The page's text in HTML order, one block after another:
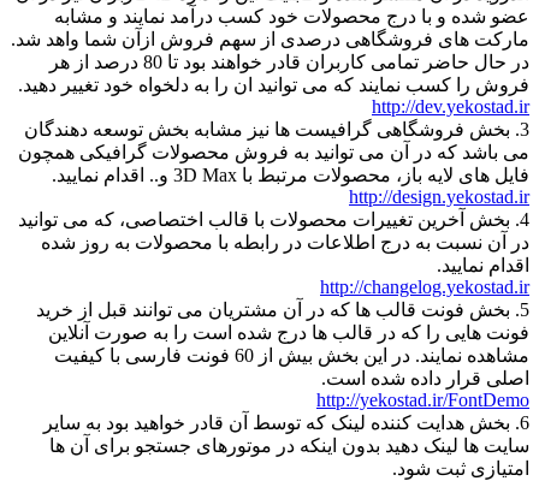
عضو شده و با درج محصولات خود کسب درآمد نمایند و مشابه
مارکت های فروشگاهی درصدی از سهم فروش ازآن شما واهد شد.
در حال حاضر تمامی کاربران قادر خواهند بود تا 80 درصد از هر
فروش را کسب نمایند که می توانید ان را به دلخواه خود تغییر دهید.
http://dev.yekostad.ir
3. بخش فروشگاهی گرافیست ها نیز مشابه بخش توسعه دهندگان
می باشد که در آن می توانید به فروش محصولات گرافیکی همچون
فایل های لایه باز، محصولات مرتبط با 3D Max و.. اقدام نمایید.
http://design.yekostad.ir
4. بخش آخرین تغییرات محصولات با قالب اختصاصی، که می توانید
در آن نسبت به درج اطلاعات در رابطه با محصولات به روز شده
اقدام نمایید.
http://changelog.yekostad.ir
5. بخش فونت قالب ها که در آن مشتریان می توانند قبل از خرید
فونت هایی را که در قالب ها درج شده است را به صورت آنلاین
مشاهده نمایند. در این بخش بیش از 60 فونت فارسی با کیفیت
اصلی قرار داده شده است.
http://yekostad.ir/FontDemo
6. بخش هدایت کننده لینک که توسط آن قادر خواهید بود به سایر
سایت ها لینک دهید بدون اینکه در موتورهای جستجو برای آن ها
امتیازی ثبت شود.